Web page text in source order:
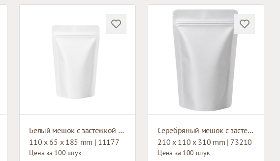
Белый мешок с застежкой зип-лок
110 x 65 x 185 mm | 11177
Цена за 100 штук
Серебряный мешок с застежкой зип-лок
210 x 110 x 310 mm | 73210
Цена за 100 штук